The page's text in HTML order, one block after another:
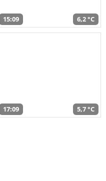
15:09 6,2 °C
17:09 5,7 °C